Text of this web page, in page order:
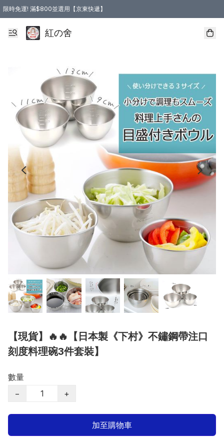
限時免運! 滿$800並選用【京東快遞】
紅の舍
【現貨】🔥🔥【日本製《下村》不鏽鋼帶注口
刻度料理碗3件套裝】
數量
−
+
加至購物車